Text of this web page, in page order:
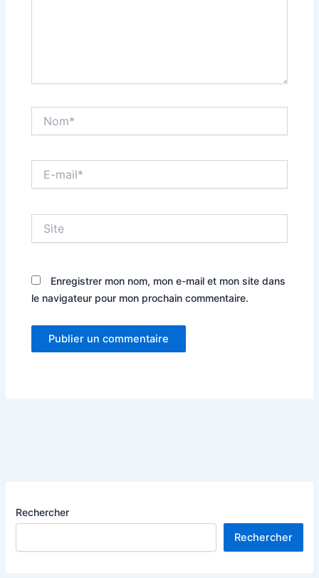
mail*
Enregistrer mon nom, mon e-mail et mon site dans
le navigateur pour mon prochain commentaire.
Rechercher
Rechercher